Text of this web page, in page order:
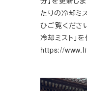
たりの冷却ミ
ひご覧くださ
冷却ミスト」
https://